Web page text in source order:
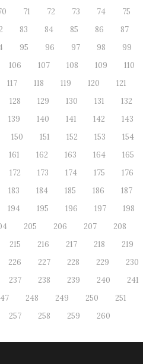
71 72 73 74
75
83 84 85 86
87
95 96 97 98
99
106 107 108 109
110
117 118 119 120
121
128 129 130 131
132
139 140 141 142
143
150 151 152 153
154
161 162 163 164
165
172 173 174 175
176
183 184 185 186
187
194 195 196 197
198
205 206 207
208
215 216 217 218
219
226 227 228 229
230
237 238 239 240
241
248 249 250
251
257 258 259 260